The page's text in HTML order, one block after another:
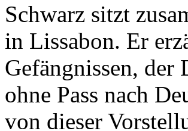
Schwarz sitzt
in Lissabon. Er
Gefängnissen, der
ohne Pass nach
von dieser